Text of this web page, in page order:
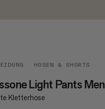
HOSEN & SHORTS
Light Pants Men
Kletterhose